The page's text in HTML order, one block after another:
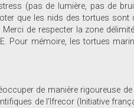
(pas de lumière, pas de
que les nids des tortues sont
de respecter la zone
Pour mémoire, les tortues
de manière rigoureuse
de l’Ifrecor (Initiative